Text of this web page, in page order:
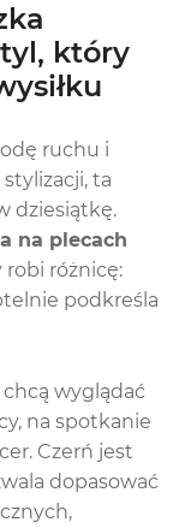
który
ruchu i
ta
dziesiątkę.
na plecach
robi różnicę:
podkreśla
wyglądać
na spotkanie
Czerń jest
dopasować